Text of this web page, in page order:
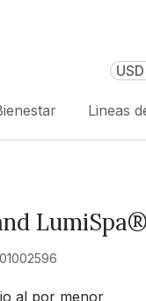
Lineas
al por menor